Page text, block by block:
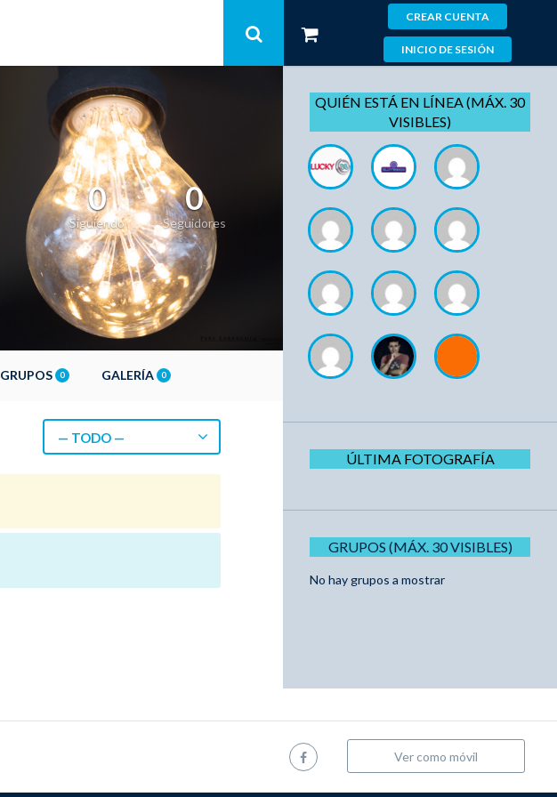
CREAR CUENTA
INICIO DE SESIÓN
0
Siguiendo
0
Seguidores
GRUPOS 0 GALERÍA 0
— TODO —
QUIÉN ESTÁ EN LÍNEA (MÁX. 30
VISIBLES)
ÚLTIMA FOTOGRAFÍA
GRUPOS (MÁX. 30 VISIBLES)
No hay grupos a mostrar